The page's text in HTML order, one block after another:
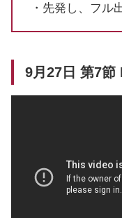
・先発し、フル
9月27日 第7